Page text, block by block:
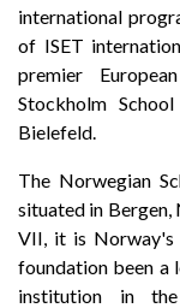
international
of ISET
premier
Stockholm
Bielefeld.
The Norwegian
situated in
VII, it is Norway's
foundation been a
institution in